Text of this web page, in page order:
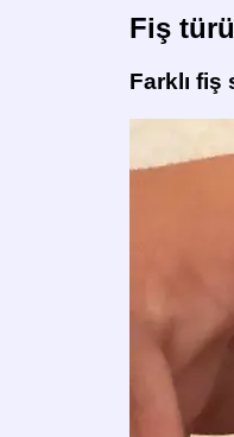
Fiş türü
Farklı fiş